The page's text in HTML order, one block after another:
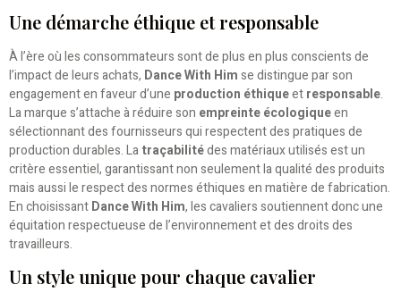
Une démarche éthique et responsable
À l’ère où les consommateurs sont de plus en plus conscients de
l’impact de leurs achats, Dance With Himse distingue par son
engagement en faveur d’une production éthiqueetresponsable.
La marque s’attache à réduire son empreinte écologiqueen
sélectionnant des fournisseurs qui respectent des pratiques de
production durables. Latraçabilitédes matériaux utilisés est un
critère essentiel, garantissant non seulement la qualité des produits
mais aussi le respect des normes éthiques en matière de fabrication.
En choisissantDance With Him, les cavaliers soutiennent donc une
équitation respectueuse de l’environnement et des droits des
travailleurs.
Un style unique pour chaque cavalier